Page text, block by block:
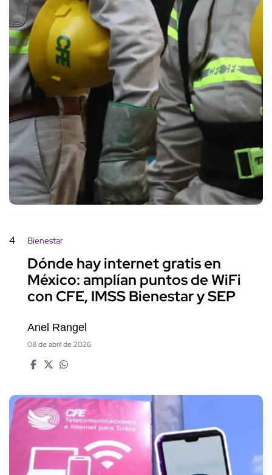
4 Bienestar
Dónde hay internet gratis en
México: amplían puntos de WiFi
con CFE, IMSS Bienestar y SEP
Anel Rangel
08 de abril de 2026